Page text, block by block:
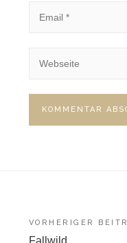
VORHERIGER
Fallwild